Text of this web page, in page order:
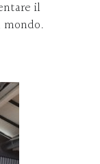
il
mondo.